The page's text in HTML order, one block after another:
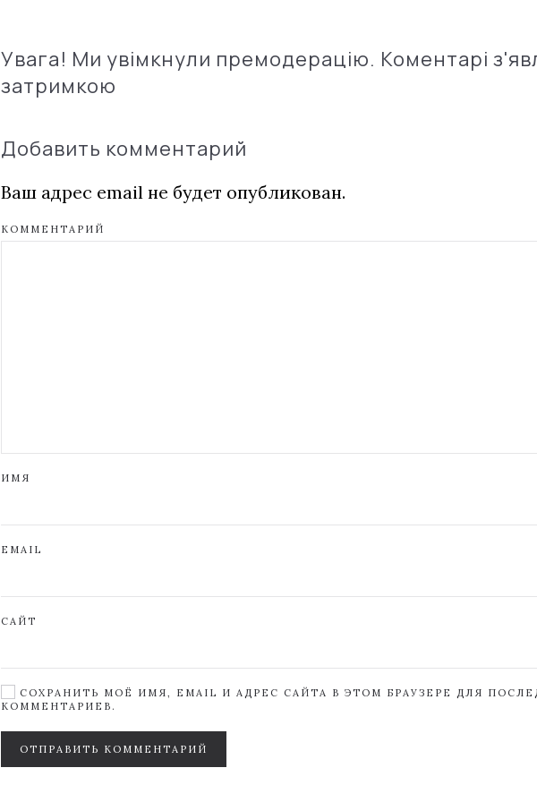
Увага! Ми увімкнули премодерацію. Коментарі
затримкою
Добавить комментарий
Ваш адрес email не будет опубликован.
КОММЕНТАРИЙ
ИМЯ
EMAIL
САЙТ
СОХРАНИТЬ МОЁ ИМЯ, EMAIL И АДРЕС САЙТА В ЭТОМ БРАУЗЕРЕ ДЛЯ
КОММЕНТАРИЕВ.
ОТПРАВИТЬ КОММЕНТАРИЙ